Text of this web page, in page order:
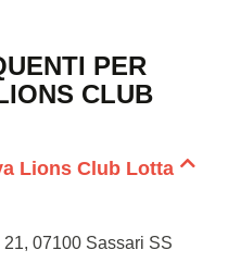
PER
CLUB
Lions Club Lotta
07100 Sassari SS